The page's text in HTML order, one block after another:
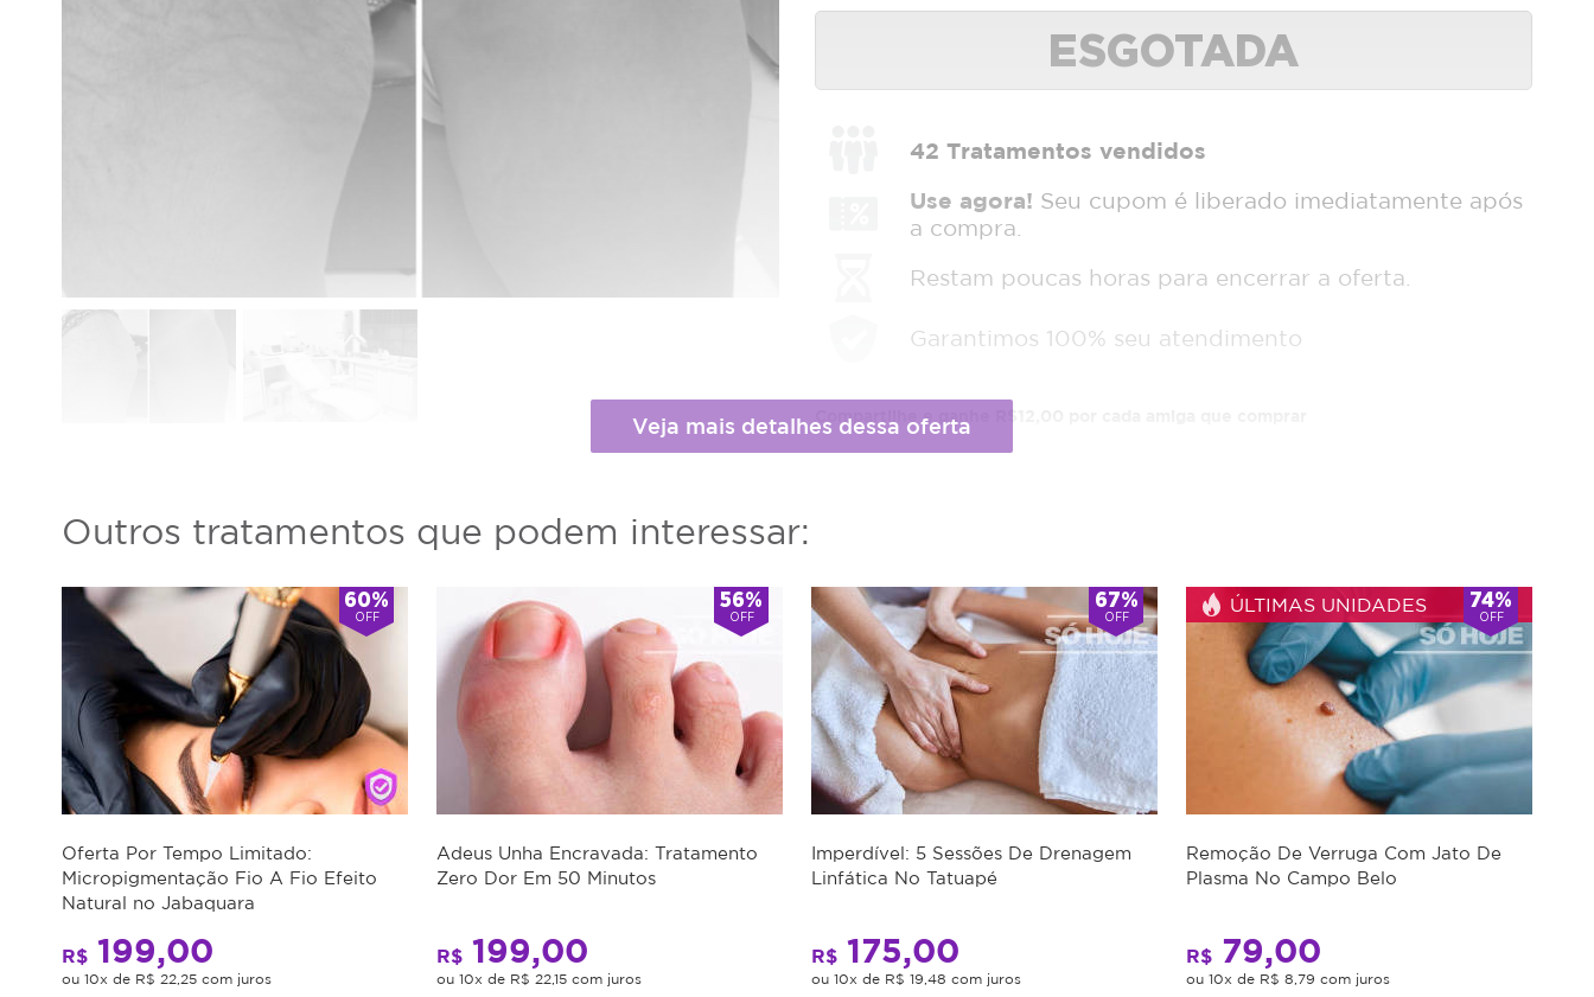
ESGOTADA
42 Tratamentos vendidos
Use agora! Seu cupom é liberado imediatamente após
a compra.
Restam poucas horas para encerrar a oferta.
Garantimos 100% seu atendimento
Compartilhe e ganhe R$12,00 por cada amiga que comprar
facebookFacebook
Comprar na Magote é seguro? Se não usar, posso trocar?
de
Atendimento
feira
8:00-
23:00
Terça-
feira
8:00-
23:00
Quarta-
8:00-
Quinta-
feira
8:00-
23:00
Sexta-
feira
Aberto
agora
23:00
Outros tratamentos que podem interessar:
60%
OFF
Oferta Por Tempo Limitado:
Micropigmentação Fio A Fio Efeito
Natural no Jabaquara
R$ 199,00
ou 10x de R$ 22,25 com juros
56%
OFF
Adeus Unha Encravada: Tratamento
Zero Dor Em 50 Minutos
R$ 199,00
ou 10x de R$ 22,15 com juros
67%
OFF
Imperdível: 5 Sessões De Drenagem
Linfática No Tatuapé
R$ 175,00
ou 10x de R$ 19,48 com juros
ÚLTIMAS UNIDADES 74%
OFF
Remoção De Verruga Com Jato De
Plasma No Campo Belo
R$ 79,00
ou 10x de R$ 8,79 com juros